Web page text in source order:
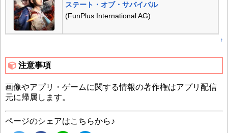
ステート・オブ・サバイバル
(FunPlus International AG)
↑
注意事項
画像やアプリ・ゲームに関する情報の著作権はアプリ配信
元に帰属します。
ページのシェアはこちらから♪